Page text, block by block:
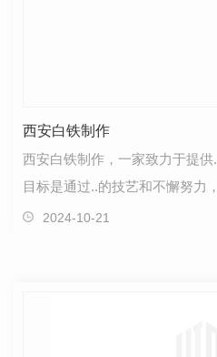
西安白铁制作
西安白铁制作，一家致力于提
目标是通过..的技艺和不懈努力
注于白铁制品的生产和销售，
2024-10-21